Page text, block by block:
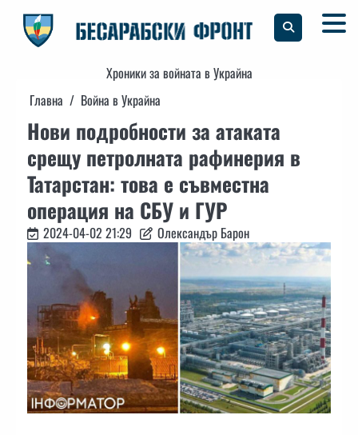
content
Хроники за войната в Украйна
Главна
Война в Украйна
Нови подробности за атаката
срещу петролната рафинерия в
Татарстан: това е съвместна
операция на СБУ и ГУР
2024-04-02 21:29 Олександър Барон